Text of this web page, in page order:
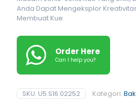
Anda Dapat Mengeksplor
Membuat Kue
Order Here
Can I help you?
SKU: U5.S16.02252 Kategori: